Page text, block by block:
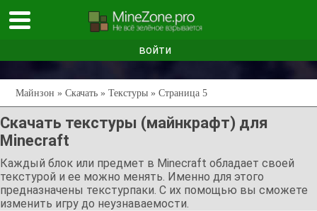
войти
Майнзон » Скачать » Текстуры » Страница 5
Скачать текстуры (майнкрафт) для
Minecraft
Каждый блок или предмет в Minecraft обладает своей
текстурой и ее можно менять. Именно для этого
предназначены текстурпаки. С их помощью вы сможете
изменить игру до неузнаваемости.